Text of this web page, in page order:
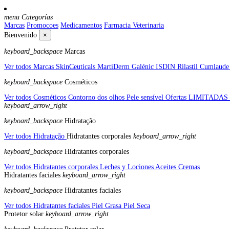
menu Categorías
Marcas Promocoes Medicamentos Farmacia Veterinaria
Bienvenido
×
keyboard_backspace Marcas
Ver todos Marcas SkinCeuticals MartiDerm Galénic ISDIN Rilastil Cumlaude
keyboard_backspace Cosméticos
Ver todos Cosméticos Contorno dos olhos Pele sensível Ofertas LIMITADAS
keyboard_arrow_right
keyboard_backspace Hidratação
Ver todos Hidratação Hidratantes corporales keyboard_arrow_right
keyboard_backspace Hidratantes corporales
Ver todos Hidratantes corporales Leches y Lociones Aceites Cremas
Hidratantes faciales keyboard_arrow_right
keyboard_backspace Hidratantes faciales
Ver todos Hidratantes faciales Piel Grasa Piel Seca
Protetor solar keyboard_arrow_right